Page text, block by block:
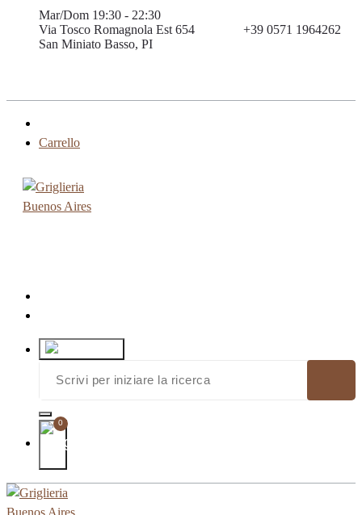
Mar/Dom 19:30 - 22:30
Via Tosco Romagnola Est 654
San Miniato Basso, PI
+39 0571 1964262
Carrello
0